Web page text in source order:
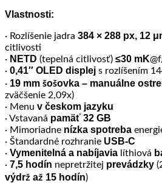
Vlastnosti:
· Rozlíšenie jadra 384 × 288 px, 12
citlivosti
· NETD (tepelná citlivosť) ≤30 mK
· 0,41″ OLED displej s rozlíšením
· 19 mm šošovka – manuálne
zväčšenie 2,09x)
· Menu v českom jazyku
· Vstavaná pamäť 32 GB
· Mimoriadne nízka spotreba
· Štandardné rozhranie USB-C
· Vymenitelná a nabíjavia líthiová
· 7,5 hodín nepretržitej prevádzky
výdrž až 15 hodín)